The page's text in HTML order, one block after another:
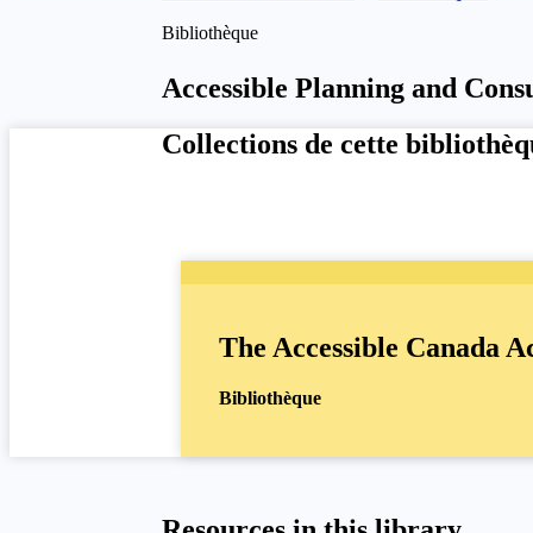
Bibliothèque
Accessible Planning and
Collections de cette
The Accessible Canada
Bibliothèque